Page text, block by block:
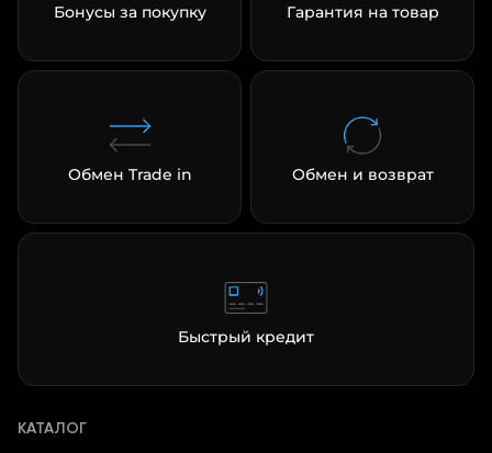
Бонусы за покупку Гарантия на товар
Обмен Trade in Обмен и возврат
Быстрый кредит
КАТАЛОГ